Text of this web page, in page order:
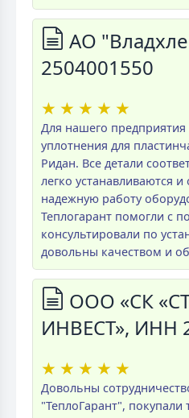
АО
2504001550
★ ★ ★ ★ ★
Для нашего
уплотнения для
Ридан. Все детали
легко устанавливаются
надежную работу
Теплогарант помогли с
консультировали по
довольны качеством и
ООО «СК
ИНВЕСТ», ИНН
★ ★ ★ ★ ★
Довольны
"ТеплоГарант",